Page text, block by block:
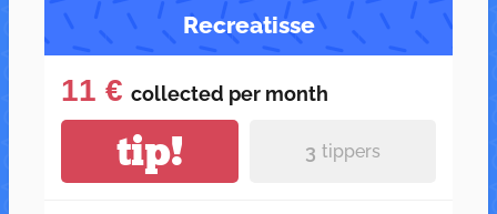
Recreatisse
11 € collected per month
tip! 3 tippers